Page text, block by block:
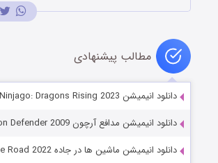
مطالب پیشنهادی
دانلود انیمیشن Ninjago: Dragons Rising 2023
دانلود انیمیشن مدافع آرچون Archon Defender 2009
دانلود انیمیشن ماشین ها در جاده Cars on the Road 2022